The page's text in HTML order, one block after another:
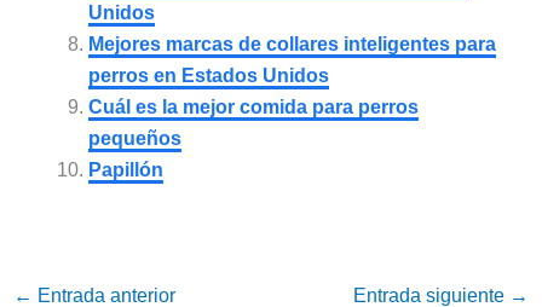
Unidos
Mejores marcas de collares inteligentes para
perros en Estados Unidos
Cuál es la mejor comida para perros
pequeños
Papillón
← Entrada anterior Entrada siguiente →